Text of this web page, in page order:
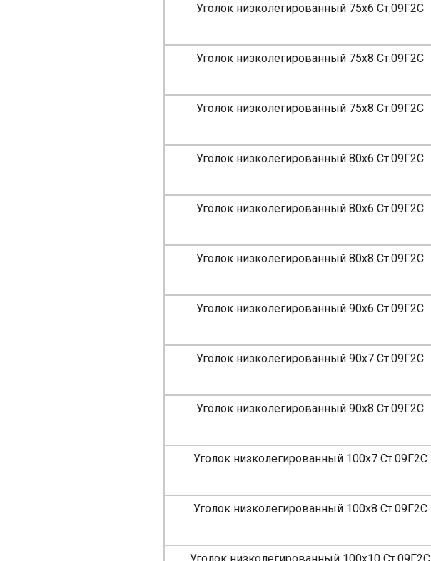
Уголок низколегированный 75х6 Ст.09Г2С
Уголок низколегированный 75х8 Ст.09Г2С
Уголок низколегированный 75х8 Ст.09Г2С
Уголок низколегированный 80х6 Ст.09Г2С
Уголок низколегированный 80х6 Ст.09Г2С
Уголок низколегированный 80х8 Ст.09Г2С
Уголок низколегированный 90х6 Ст.09Г2С
Уголок низколегированный 90х7 Ст.09Г2С
Уголок низколегированный 90х8 Ст.09Г2С
Уголок низколегированный 100х7 Ст.09Г2С
Уголок низколегированный 100х8 Ст.09Г2С